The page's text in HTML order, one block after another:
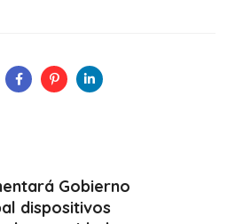
Gobierno
dispositivos